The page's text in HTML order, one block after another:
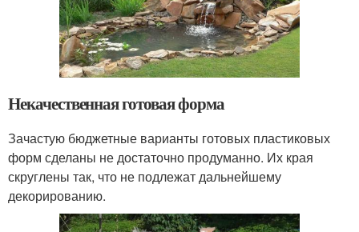
Некачественная готовая форма
Зачастую бюджетные варианты готовых пластиковых
форм сделаны не достаточно продуманно. Их края
скруглены так, что не подлежат дальнейшему
декорированию.